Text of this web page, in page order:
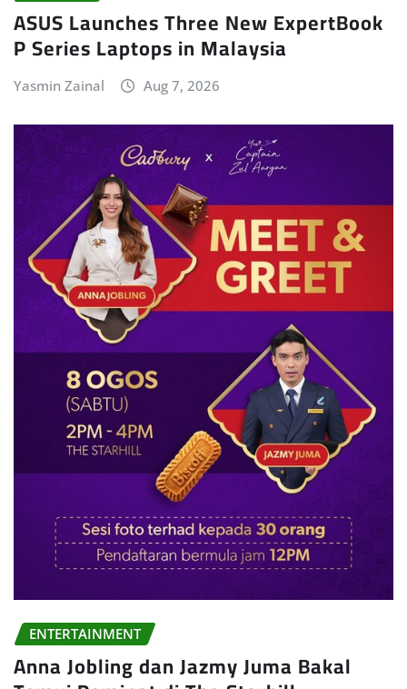
ASUS Launches Three New ExpertBook
P Series Laptops in Malaysia
Yasmin Zainal Aug 7, 2026
ENTERTAINMENT
Anna Jobling dan Jazmy Juma Bakal